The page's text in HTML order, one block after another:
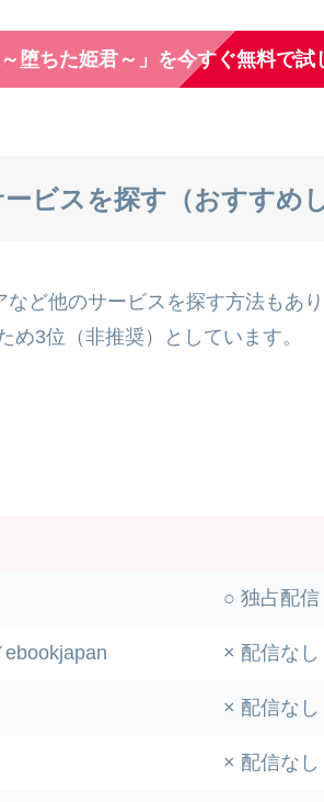
～堕ちた姫君～」を今すぐ無料で試
ービスを探す（おすすめ
ど他のサービスを探す方法もあ
め3位（非推奨）としています。
○ 独占配信
× 配信なし
× 配信なし
× 配信なし